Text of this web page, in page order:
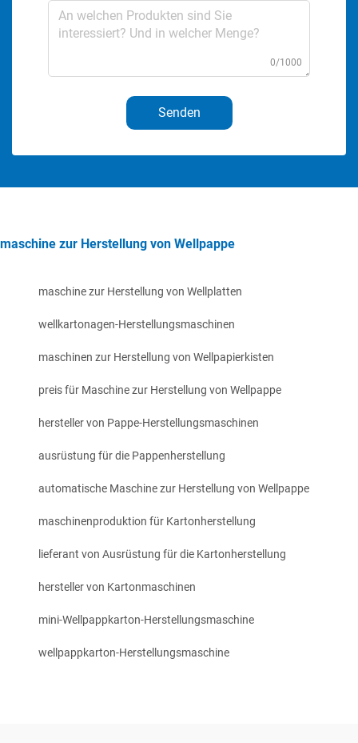
0/1000
Senden
maschine zur Herstellung von Wellpappe
maschine zur Herstellung von Wellplatten
wellkartonagen-Herstellungsmaschinen
maschinen zur Herstellung von Wellpapierkisten
preis für Maschine zur Herstellung von Wellpappe
hersteller von Pappe-Herstellungsmaschinen
ausrüstung für die Pappenherstellung
automatische Maschine zur Herstellung von Wellpappe
maschinenproduktion für Kartonherstellung
lieferant von Ausrüstung für die Kartonherstellung
hersteller von Kartonmaschinen
mini-Wellpappkarton-Herstellungsmaschine
wellpappkarton-Herstellungsmaschine